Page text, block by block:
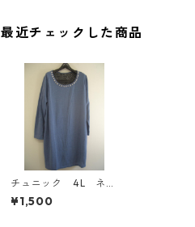
最近チェックした商品
チュニック 4L ネイ
ビー IY-4326
¥1,500